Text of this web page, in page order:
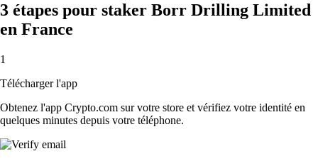
3 étapes pour staker Borr Drilling Limited
en France
1
Télécharger l'app
Obtenez l'app Crypto.com sur votre store et vérifiez votre identité en
quelques minutes depuis votre téléphone.